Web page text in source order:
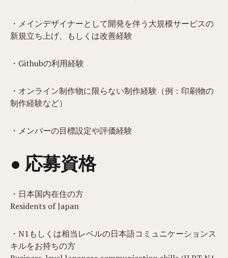
・メインデザイナーとして開発を伴う大規模サービスの
新規立ち上げ、もしくは改善経験
・Githubの利用経験
・オンライン制作物に限らない制作経験（例：印刷物の
制作経験など）
・メンバーの目標設定や評価経験
● 応募資格
・日本国内在住の方
Residents of Japan
・N1もしくは相当レベルの日本語コミュニケーションス
キルをお持ちの方